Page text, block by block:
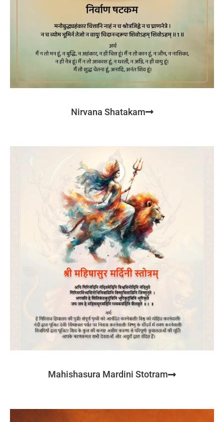
Nirvana Shatakam
Mahishasura Mardini Stotram